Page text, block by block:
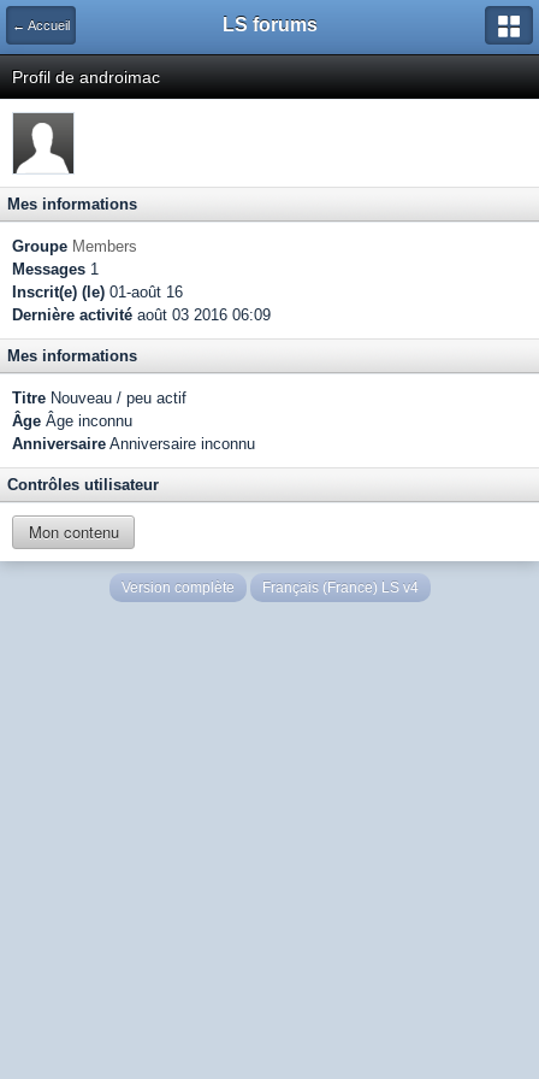
← Accueil LS forums
Profil de androimac
Mes informations
Groupe Members
Messages 1
Inscrit(e) (le) 01-août 16
Dernière activité août 03 2016 06:09
Mes informations
Titre Nouveau / peu actif
Âge Âge inconnu
Anniversaire Anniversaire inconnu
Contrôles utilisateur
Mon contenu
Version complète Français (France) LS v4